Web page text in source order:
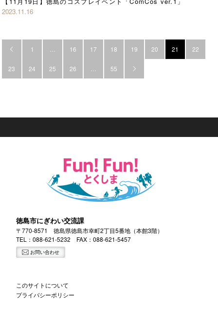
2023.11.16
 1 16 17 18 19 20 21 22
23 24 25 26 55 
徳島市にぎわい交流課
〒770-8571 徳島県徳島市幸町2丁目5番地（本館3階）
TEL：088-621-5232 FAX：088-621-5457
お問い合わせ
このサイトについて
プライバシーポリシー